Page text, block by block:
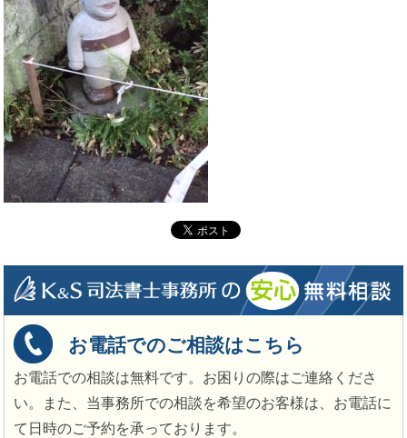
お電話でのご相談はこちら
お電話での相談は無料です。お困りの際はご連絡くださ
い。また、当事務所での相談を希望のお客様は、お電話に
て日時のご予約を承っております。